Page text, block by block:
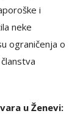
i
neke
ograničenja o
u Ženevi: